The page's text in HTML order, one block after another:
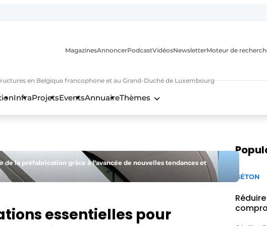
en Belgique francophone et au Grand-Duché de Luxembourg
MagazinesAnnoncerPodcastVidéosNewsletterMoteur de
InfraProjetsEventsAnnuaireThèmes
de la préfabrication grâce à l’avancée de nouvelles tendances et
essentielles pour
BÉTON